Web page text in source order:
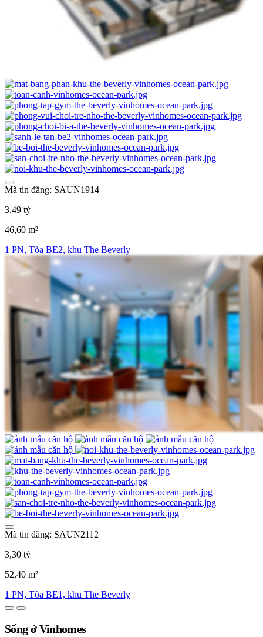
Mã tin đăng: SAUN1914
3,49 tỷ
46,60 m²
1 PN, Tòa BE2, khu The Beverly
Mã tin đăng: SAUN2112
3,30 tỷ
52,40 m²
1 PN, Tòa BE1, khu The Beverly
Sống ở Vinhomes